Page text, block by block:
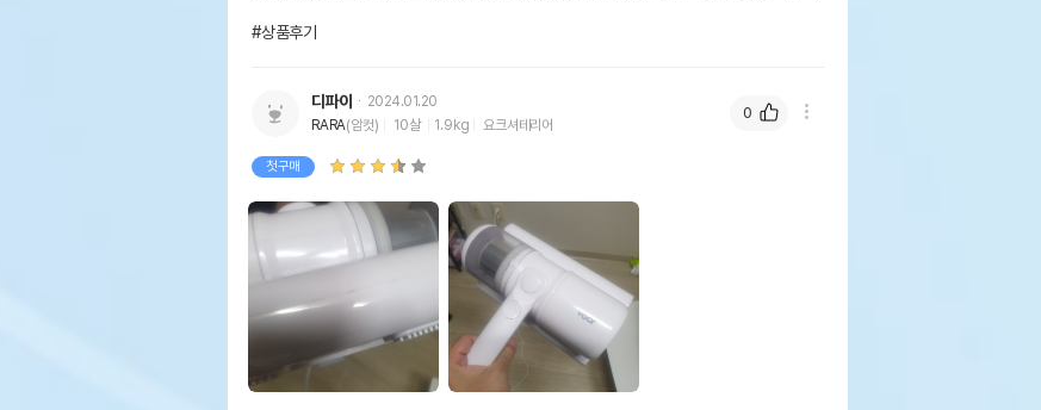
#상품후기
디파이
2024.01.20
RARA(암컷) 10살 1.9kg 요크셔테리어
첫구매
0